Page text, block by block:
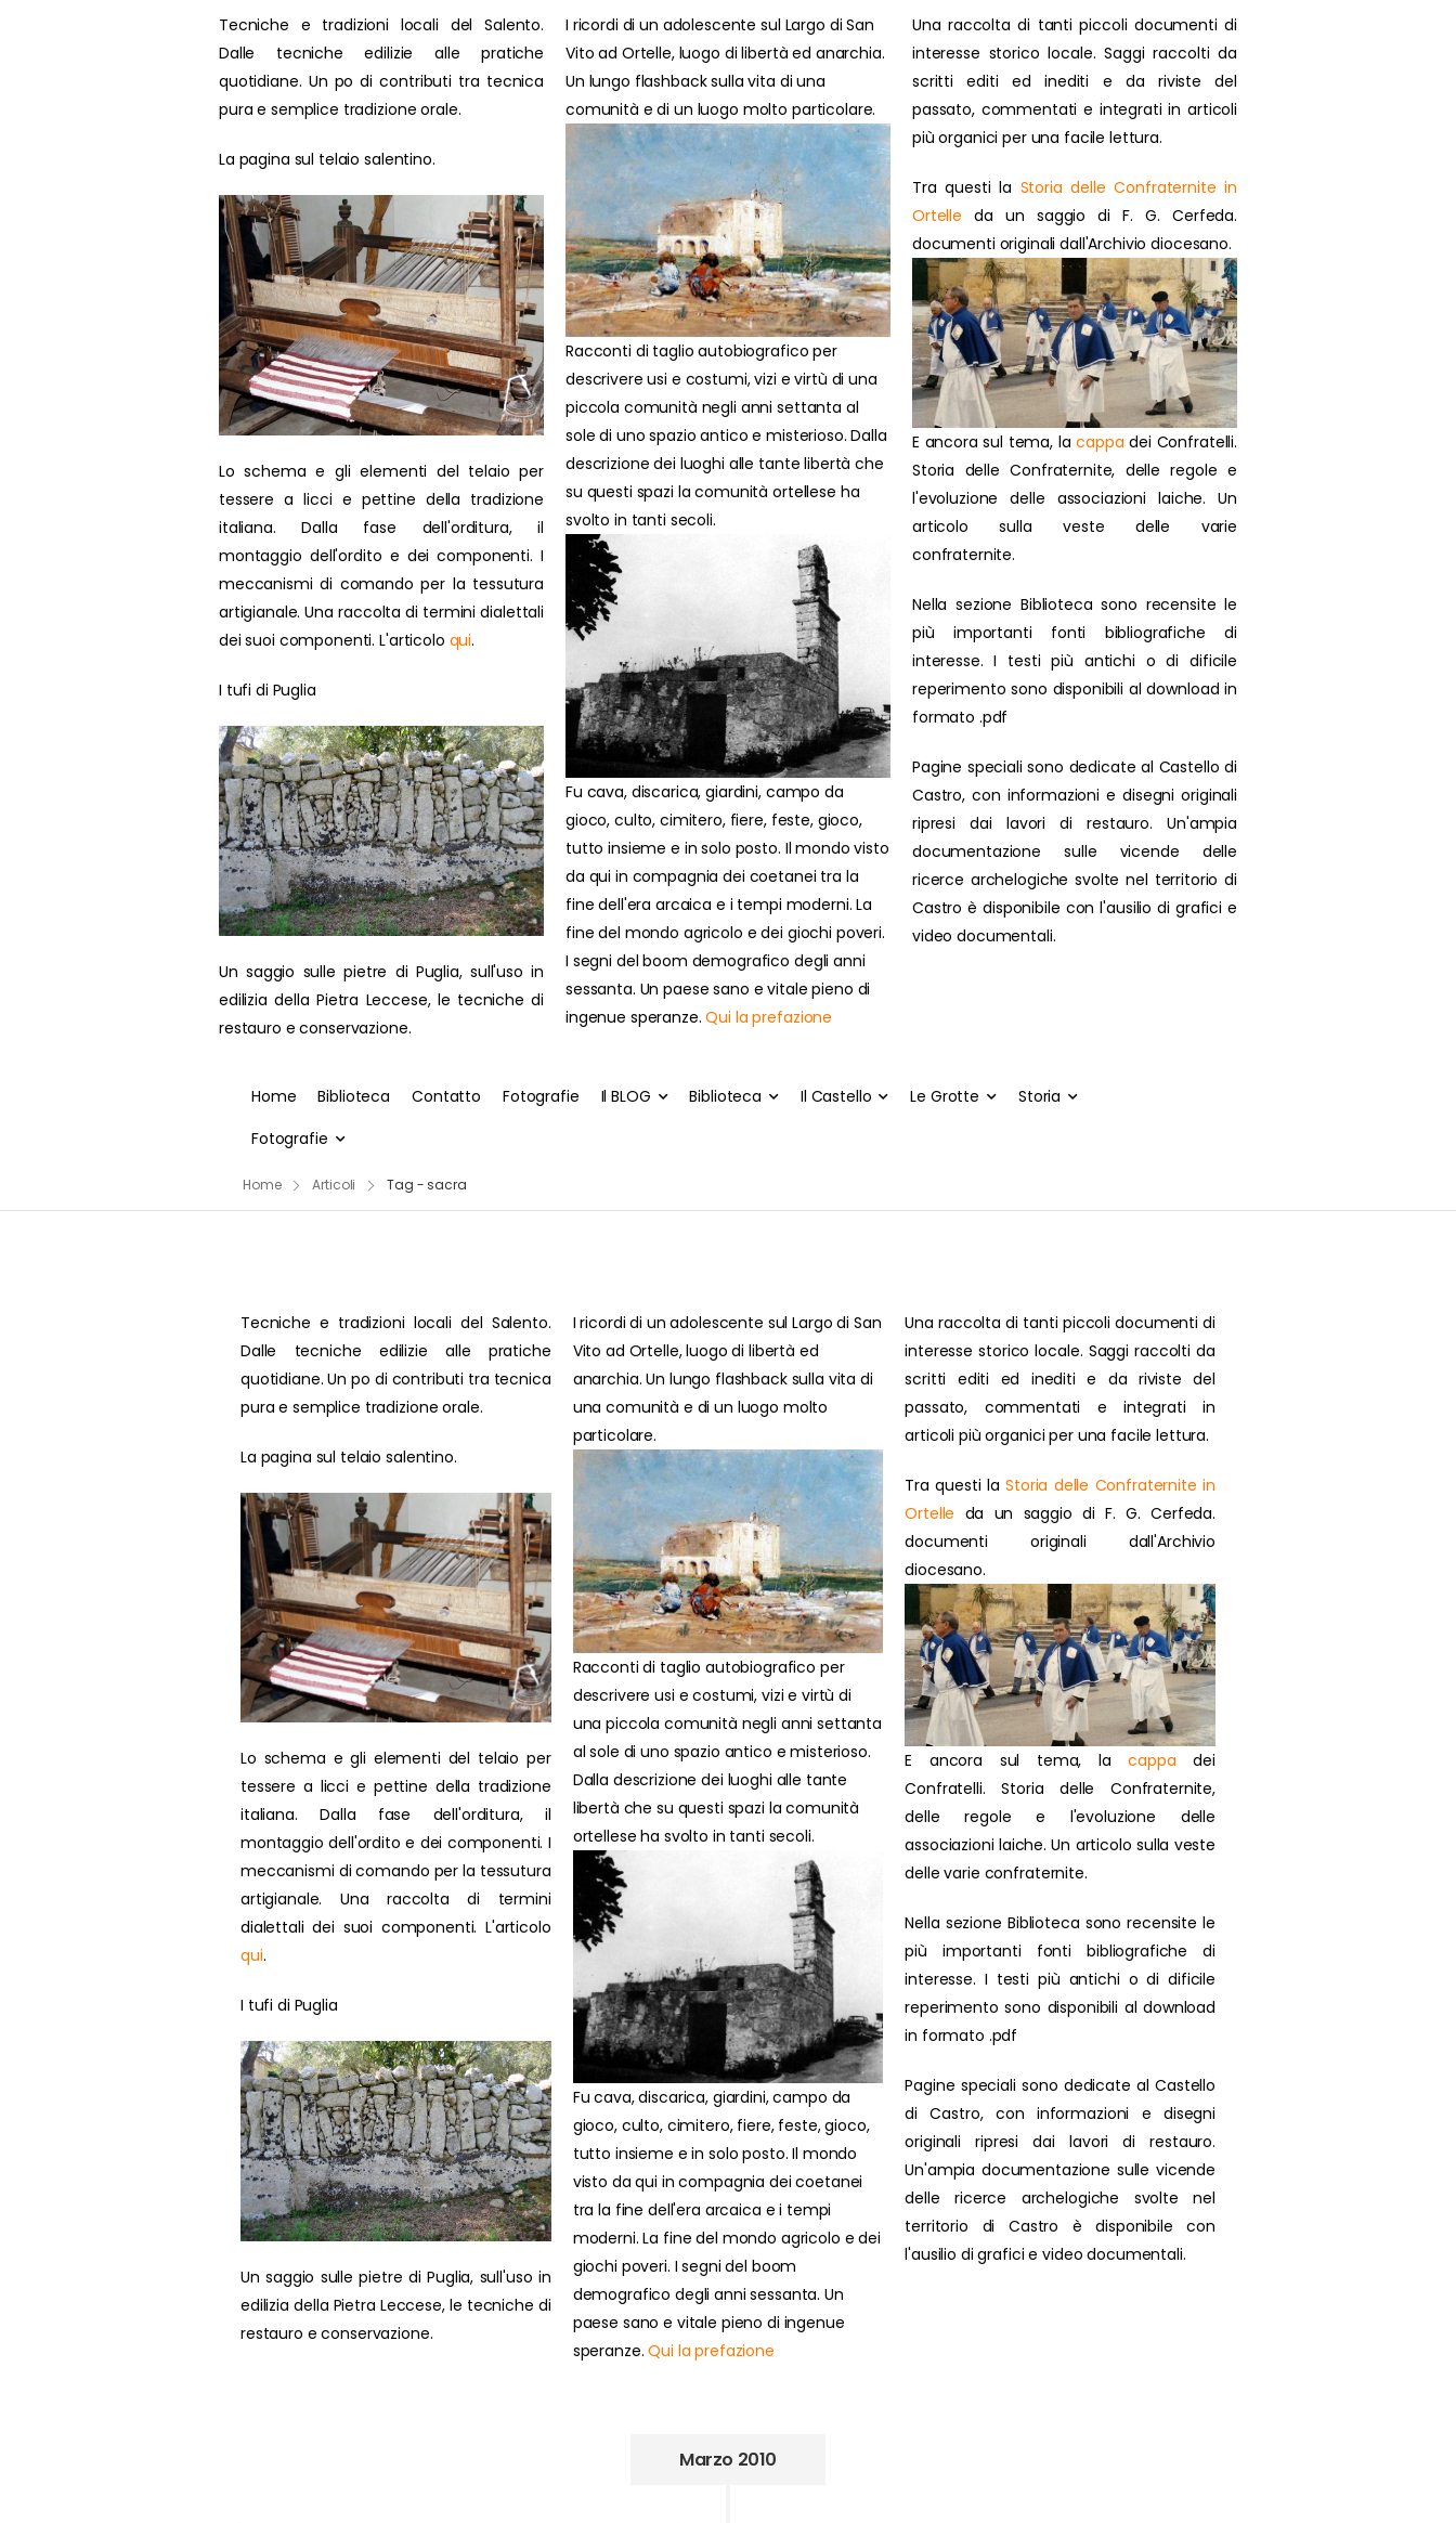
Tecniche e tradizioni locali del Salento.
Dalle tecniche edilizie alle pratiche
quotidiane. Un po di contributi tra tecnica
pura e semplice tradizione orale.
La pagina sul telaio salentino.
Lo schema e gli elementi del telaio per
tessere a licci e pettine della tradizione
italiana. Dalla fase dell'orditura, il
montaggio dell'ordito e dei componenti. I
meccanismi di comando per la tessutura
artigianale. Una raccolta di termini dialettali
dei suoi componenti. L'articolo qui.
I tufi di Puglia
Un saggio sulle pietre di Puglia, sull'uso in
edilizia della Pietra Leccese, le tecniche di
restauro e conservazione.
I ricordi di un adolescente sul Largo di San
Vito ad Ortelle, luogo di libertà ed anarchia.
Un lungo flashback sulla vita di una
comunità e di un luogo molto particolare.
Racconti di taglio autobiografico per
descrivere usi e costumi, vizi e virtù di una
piccola comunità negli anni settanta al
sole di uno spazio antico e misterioso. Dalla
descrizione dei luoghi alle tante libertà che
su questi spazi la comunità ortellese ha
svolto in tanti secoli.
Fu cava, discarica, giardini, campo da
gioco, culto, cimitero, fiere, feste, gioco,
tutto insieme e in solo posto. Il mondo visto
da qui in compagnia dei coetanei tra la
fine dell'era arcaica e i tempi moderni. La
fine del mondo agricolo e dei giochi poveri.
I segni del boom demografico degli anni
sessanta. Un paese sano e vitale pieno di
ingenue speranze.Qui la prefazione
Una raccolta di tanti piccoli documenti di
interesse storico locale. Saggi raccolti da
scritti editi ed inediti e da riviste del
passato, commentati e integrati in articoli
più organici per una facile lettura.
Tra questi la Storia delle Confraternite in
Ortelle da un saggio di F. G. Cerfeda.
documenti originali dall'Archivio diocesano.
E ancora sul tema, lacappa dei Confratelli.
Storia delle Confraternite, delle regole e
l'evoluzione delle associazioni laiche. Un
articolo sulla veste delle varie
confraternite.
Nella sezione Biblioteca sono recensite le
più importanti fonti bibliografiche di
interesse. I testi più antichi o di dificile
reperimento sono disponibili al download in
formato .pdf
Pagine speciali sono dedicate al Castello di
Castro, con informazioni e disegni originali
ripresi dai lavori di restauro. Un'ampia
documentazione sulle vicende delle
ricerce archelogiche svolte nel territorio di
Castro è disponibile con l'ausilio di grafici e
video documentali.
Home Biblioteca Contatto Fotografie Il BLOG Biblioteca Il Castello Le Grotte
Storia
Fotografie
Home Articoli Tag - sacra
Tecniche e tradizioni locali del Salento.
Dalle tecniche edilizie alle pratiche
quotidiane. Un po di contributi tra tecnica
pura e semplice tradizione orale.
La pagina sul telaio salentino.
Lo schema e gli elementi del telaio per
tessere a licci e pettine della tradizione
italiana. Dalla fase dell'orditura, il
montaggio dell'ordito e dei componenti. I
meccanismi di comando per la tessutura
artigianale. Una raccolta di termini
dialettali dei suoi componenti. L'articolo
qui.
I tufi di Puglia
Un saggio sulle pietre di Puglia, sull'uso in
edilizia della Pietra Leccese, le tecniche di
restauro e conservazione.
I ricordi di un adolescente sul Largo di San
Vito ad Ortelle, luogo di libertà ed
anarchia. Un lungo flashback sulla vita di
una comunità e di un luogo molto
particolare.
Racconti di taglio autobiografico per
descrivere usi e costumi, vizi e virtù di
una piccola comunità negli anni settanta
al sole di uno spazio antico e misterioso.
Dalla descrizione dei luoghi alle tante
libertà che su questi spazi la comunità
ortellese ha svolto in tanti secoli.
Fu cava, discarica, giardini, campo da
gioco, culto, cimitero, fiere, feste, gioco,
tutto insieme e in solo posto. Il mondo
visto da qui in compagnia dei coetanei
tra la fine dell'era arcaica e i tempi
moderni. La fine del mondo agricolo e dei
giochi poveri. I segni del boom
demografico degli anni sessanta. Un
paese sano e vitale pieno di ingenue
speranze.Qui la prefazione
Una raccolta di tanti piccoli documenti di
interesse storico locale. Saggi raccolti da
scritti editi ed inediti e da riviste del
passato, commentati e integrati in
articoli più organici per una facile lettura.
Tra questi laStoria delle Confraternite in
Ortelle da un saggio di F. G. Cerfeda.
documenti originali dall'Archivio
diocesano.
E ancora sul tema, lacappa dei
Confratelli. Storia delle Confraternite,
delle regole e l'evoluzione delle
associazioni laiche. Un articolo sulla veste
delle varie confraternite.
Nella sezione Biblioteca sono recensite le
più importanti fonti bibliografiche di
interesse. I testi più antichi o di dificile
reperimento sono disponibili al download
in formato .pdf
Pagine speciali sono dedicate al Castello
di Castro, con informazioni e disegni
originali ripresi dai lavori di restauro.
Un'ampia documentazione sulle vicende
delle ricerce archelogiche svolte nel
territorio di Castro è disponibile con
l'ausilio di grafici e video documentali.
Marzo 2010